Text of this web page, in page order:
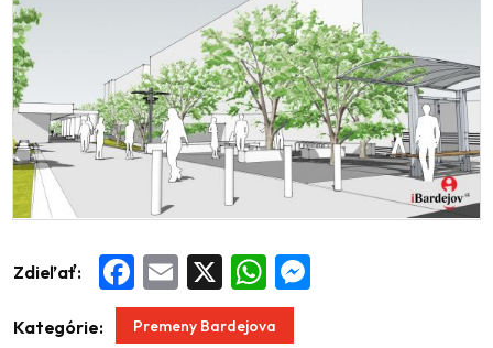
Zdieľať: Facebook
Email WhatsApp
Kategórie: Premeny Bardejova